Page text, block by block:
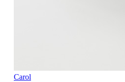
Carol